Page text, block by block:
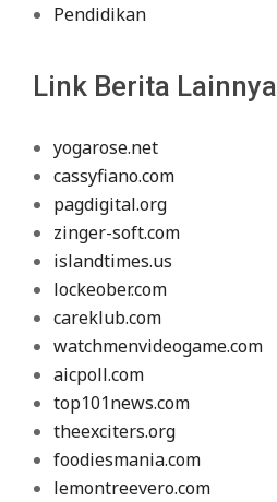
Pendidikan
Link Berita Lainnya
yogarose.net
cassyfiano.com
pagdigital.org
zinger-soft.com
islandtimes.us
lockeober.com
careklub.com
watchmenvideogame.com
aicpoll.com
top101news.com
theexciters.org
foodiesmania.com
lemontreevero.com